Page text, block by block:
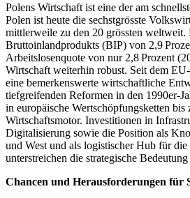
Polens Wirtschaft ist eine der am
Polen ist heute die sechstgrösste
mittlerweile zu den 20 grössten weltweit.
Bruttoinlandprodukts (BIP) von 2,9
Arbeitslosenquote von nur 2,8 Prozent
Wirtschaft weiterhin robust. Seit dem
eine bemerkenswerte wirtschaftliche
tiefgreifenden Reformen in den 1990er-
in europäische Wertschöpfungsketten
Wirtschaftsmotor. Investitionen in
Digitalisierung sowie die Position als
und West und als logistischer Hub für
unterstreichen die strategische
Chancen und Herausforderungen für